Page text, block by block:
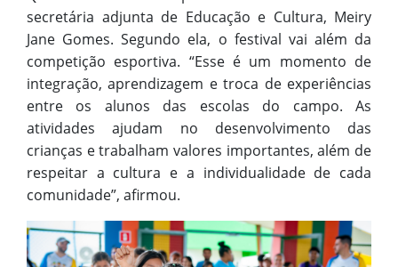
secretária adjunta de Educação e Cultura, Meiry
Jane Gomes. Segundo ela, o festival vai além da
competição esportiva. “Esse é um momento de
integração, aprendizagem e troca de experiências
entre os alunos das escolas do campo. As
atividades ajudam no desenvolvimento das
crianças e trabalham valores importantes, além de
respeitar a cultura e a individualidade de cada
comunidade”, afirmou.